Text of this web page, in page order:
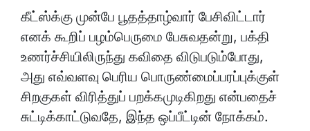
கீட்ஸ்க்கு முன்பே பூதத்தாழ்வார் பேசிவிட்டார்
எனக் கூறிப் பழம்பெருமை பேசுவதன்று, பக்தி
உணர்ச்சியிலிருந்து கவிதை விடுபடும்போது,
அது எவ்வளவு பெரிய பொருண்மைப்பரப்புக்குள்
சிறகுகள் விரித்துப் பறக்கமுடிகிறது என்பதைச்
சுட்டிக்காட்டுவதே, இந்த ஒப்பீட்டின் நோக்கம்.